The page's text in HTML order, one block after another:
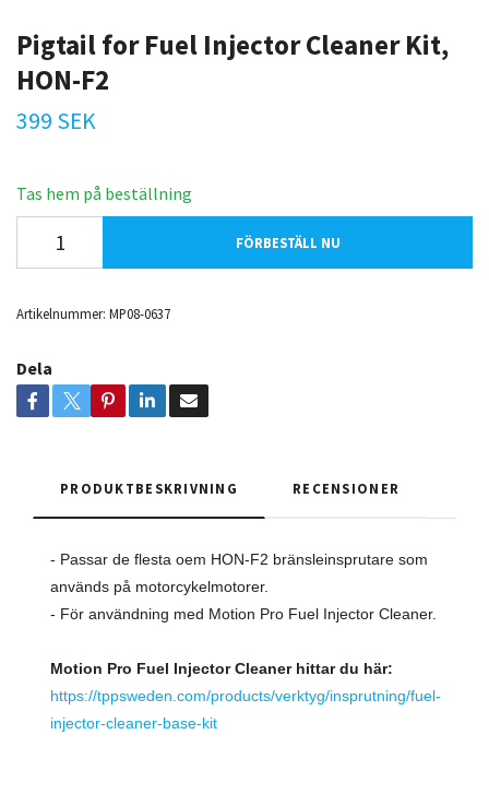
Pigtail for Fuel Injector Cleaner Kit,
HON-F2
399 SEK
Tas hem på beställning
FÖRBESTÄLL NU
Artikelnummer: MP08-0637
Dela
PRODUKTBESKRIVNING RECENSIONER
- Passar de flesta oem HON-F2 bränsleinsprutare som
används på motorcykelmotorer.
- För användning med Motion Pro Fuel Injector Cleaner.
Motion Pro Fuel Injector Cleaner hittar du här:
https://tppsweden.com/products/verktyg/insprutning/fuel-
injector-cleaner-base-kit